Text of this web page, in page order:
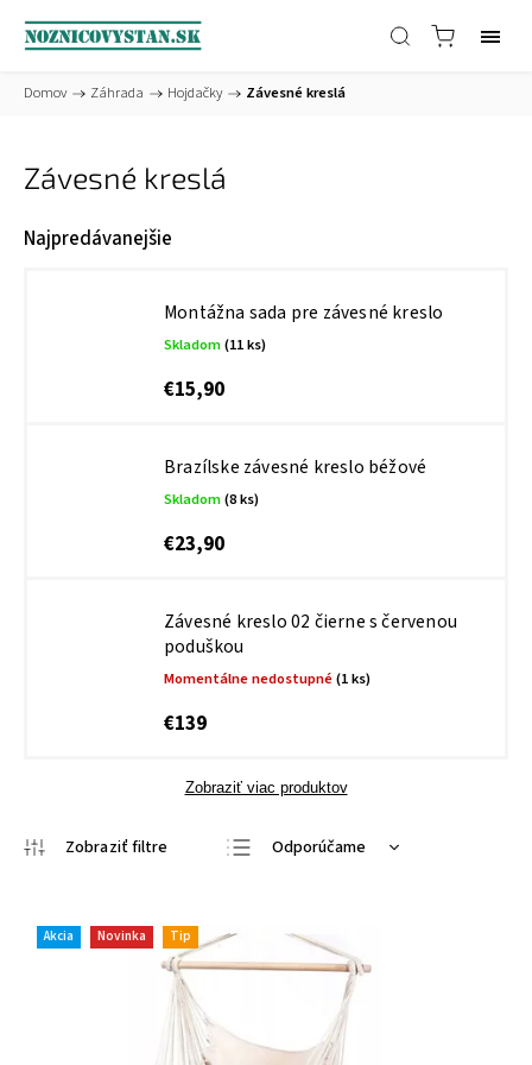
Domov / Záhrada / Hojdačky / Závesné kreslá
Závesné kreslá
Najpredávanejšie
Montážna sada pre závesné kreslo
Skladom(11 ks)
€15,90
Brazílske závesné kreslo béžové
Skladom(8 ks)
€23,90
Závesné kreslo 02 čierne s červenou
poduškou
Momentálne nedostupné(1 ks)
€139
Zobraziť viac produktov
Odporúčame
Najpredávanejšie
Abecedne
Akcia Novinka Tip